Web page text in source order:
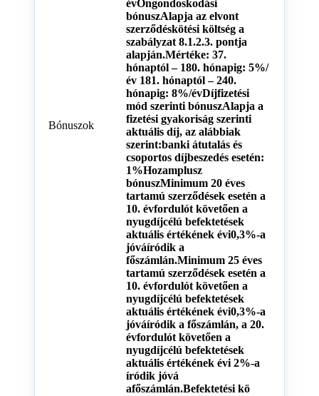
Bónuszok
évÖngondoskodási
bónuszAlapja az elvont
szerződéskötési költség a
szabályzat 8.1.2.3. pontja
alapján.Mértéke: 37.
hónaptól – 180. hónapig: 5%/
év 181. hónaptól – 240.
hónapig: 8%/évDíjfizetési
mód szerinti bónuszAlapja a
fizetési gyakoriság szerinti
aktuális díj, az alábbiak
szerint:banki átutalás és
csoportos díjbeszedés esetén:
1%Hozamplusz
bónuszMinimum 20 éves
tartamú szerződések esetén a
10. évfordulót követően a
nyugdíjcélú befektetések
aktuális értékének évi0,3%-a
jóváíródik a
főszámlán.Minimum 25 éves
tartamú szerződések esetén a
10. évfordulót követően a
nyugdíjcélú befektetések
aktuális értékének évi0,3%-a
jóváíródik a főszámlán, a 20.
évfordulót követően a
nyugdíjcélú befektetések
aktuális értékének évi 2%-a
íródik jóvá
afőszámlán.Befektetési kö